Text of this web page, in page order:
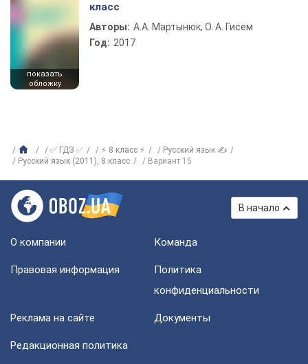
показать
обложку
класс
Авторы: А.А. Мартынюк, О. А. Гисем
Год: 2017
✅ ГДЗ ✅ ⚡ 8 класс ⚡
Русский язык ✍
Русский язык (2011), 8 класс
Вариант 15
В начало
О компании Команда
Правовая информация
Политика
конфиденциальности
Реклама на сайте Документы
Редакционная политика